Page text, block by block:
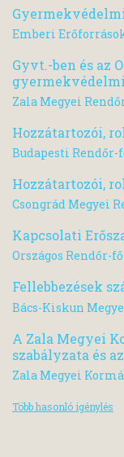
Emberi
Gyvt.-ben és az
Zala Megyei
Hozzátartozói,
Budapesti
Hozzátartozói,
Csongrád Megyei
Kapcsolati
Országos Rendőr-
Fellebbezések
Bács-Kiskun
A Zala Megyei
szabályzata és
Zala Megyei
Több hasonló igénylés